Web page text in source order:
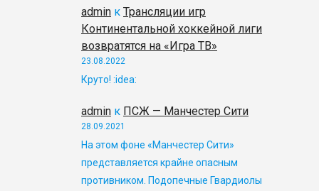
admin к Трансляции игр
Континентальной хоккейной лиги
возвратятся на «Игра ТВ»
23.08.2022
Круто! :idea:
admin к ПСЖ — Манчестер Сити
28.09.2021
На этом фоне «Манчестер Сити»
представляется крайне опасным
противником. Подопечные Гвардиолы